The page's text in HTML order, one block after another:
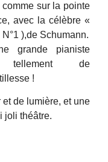
sur la pointe
avec la célèbre «
),de Schumann.
grande pianiste
de
!
de lumière, et une
joli théâtre.